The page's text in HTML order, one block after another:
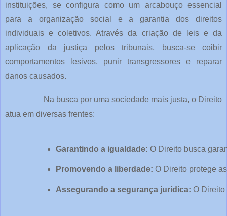
instituições, se configura como um arcabouço essencial
para a organização social e a garantia dos direitos
individuais e coletivos. Através da criação de leis e da
aplicação da justiça pelos tribunais, busca-se coibir
comportamentos lesivos, punir transgressores e reparar
danos causados.
Na busca por uma sociedade mais justa, o Direito
atua em diversas frentes:
Garantindo a igualdade: O Direito busca
Promovendo a liberdade: O Direito protege
Assegurando a segurança jurídica: O Direito